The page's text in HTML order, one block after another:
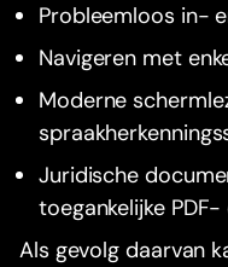
Probleemloos in-
Navigeren met
Moderne
Juridische
toegankelijke
Als gevolg daarvan